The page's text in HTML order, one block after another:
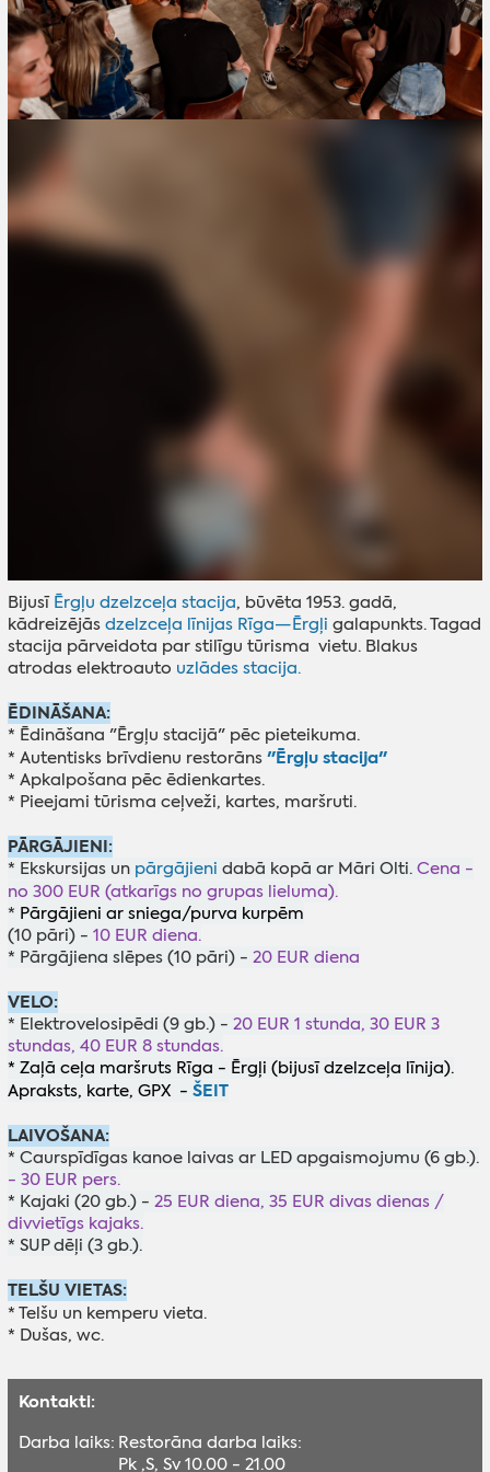
Bijusī Ērgļu dzelzceļa stacija, būvēta 1953. gadā,
kādreizējās dzelzceļa līnijas Rīga—Ērgļi galapunkts. Tagad
stacija pārveidota par stilīgu tūrisma vietu. Blakus
atrodas elektroauto uzlādes stacija.
ĒDINĀŠANA:
* Ēdināšana "Ērgļu stacijā" pēc pieteikuma.
* Autentisks brīvdienu restorāns "Ērgļu stacija"
* Apkalpošana pēc ēdienkartes.
* Pieejami tūrisma ceļveži, kartes, maršruti.
PĀRGĀJIENI:
* Ekskursijas un pārgājieni dabā kopā ar Māri Olti. Cena -
no 300 EUR (atkarīgs no grupas lieluma).
* Pārgājieni ar sniega/purva kurpēm
(10 pāri) - 10 EUR diena.
* Pārgājiena slēpes (10 pāri) - 20 EUR diena
VELO:
* Elektrovelosipēdi (9 gb.) - 20 EUR 1 stunda, 30 EUR 3
stundas, 40 EUR 8 stundas.
* Zaļā ceļa maršruts Rīga - Ērgļi (bijusī dzelzceļa līnija).
Apraksts, karte, GPX - ŠEIT
LAIVOŠANA:
* Caurspīdīgas kanoe laivas ar LED apgaismojumu (6 gb.).
- 30 EUR pers.
* Kajaki (20 gb.) - 25 EUR diena, 35 EUR divas dienas /
divvietīgs kajaks.
* SUP dēļi (3 gb.).
TELŠU VIETAS:
* Telšu un kemperu vieta.
* Dušas, wc.
Kontakti:
Darba laiks: Restorāna darba laiks:
Pk ,S, Sv 10.00 - 21.00